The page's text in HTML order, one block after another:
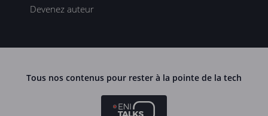
Devenez auteur
Tous nos contenus pour rester à la pointe de la tech